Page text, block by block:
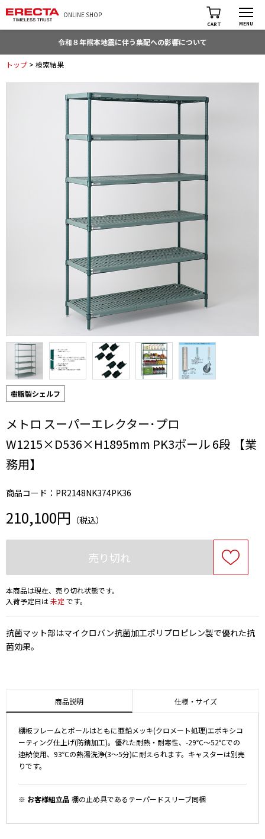
ONLINE SHOP
CART MENU
令和８年熊本地震に伴う集配への影響について
トップ > 検索結果
樹脂製シェルフ
メトロ スーパーエレクター･プロ
W1215×D536×H1895mm PK3ポール 6段 【業
務用】
商品コード：PR2148NK374PK36
210,100円 （税込）
売り切れ
本商品は現在、売り切れ状態です。
入荷予定日は未定 です。
抗菌マット部はマイクロバン抗菌加工ポリプロピレン製で優れた抗
菌効果。
商品説明 仕様・サイズ
棚板フレームとポールはともに亜鉛メッキ(クロメート処理)エポキシコ
ーティング仕上げ(防錆加工)。優れた耐熱・耐寒性、-29℃～52℃での
連続使用、93℃の熱湯洗浄(3～5分)に耐えられます。キャスターは別売
りです。
※ お客様組立品 棚の止め具であるテーパードスリーブ同梱